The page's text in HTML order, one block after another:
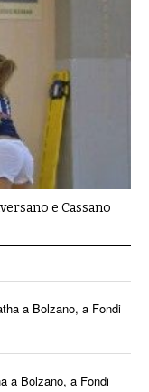
e Cassano
a Bolzano, a Fondi
a Bolzano, a Fondi